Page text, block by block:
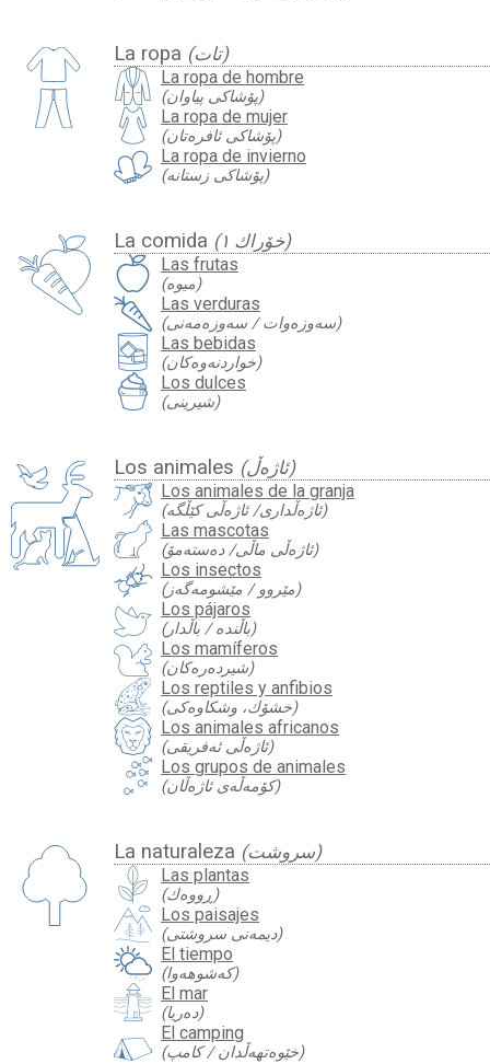
La ropa (تات)
La ropa de hombre
(پۆشاکی پیاوان)
La ropa de mujer
(پۆشاکی ئافرەتان)
La ropa de invierno
(پۆشاکی زستانە)
La comida (خۆراك ١)
Las frutas
(میوە)
Las verduras
(سەوزەوات / سەوزەمەنی)
Las bebidas
(خواردنه‌وه‌كان)
Los dulces
(شیرینی)
Los animales (ئاژەڵ)
Los animales de la granja
(ئاژەڵداری/ ئاژەڵی کێڵگە)
Las mascotas
(ئاژەڵی ماڵی/ دەستەمۆ)
Los insectos
(مێروو / مێشومەگەز)
Los pájaros
(باڵندە / باڵدار)
Los mamíferos
(شیردەرەکان)
Los reptiles y anfibios
(خشۆك‌، وشکاوەکی)
Los animales africanos
(ئاژەڵی ئەفریقی)
Los grupos de animales
(کۆمەڵەی ئاژەڵان)
La naturaleza (سروشت)
Las plantas
(ڕووەك)
Los paisajes
(دیمەنی سروشتی)
El tiempo
(کەشوهەوا)
El mar
(دەریا)
El camping
(خێوەتهەڵدان / کامپ)